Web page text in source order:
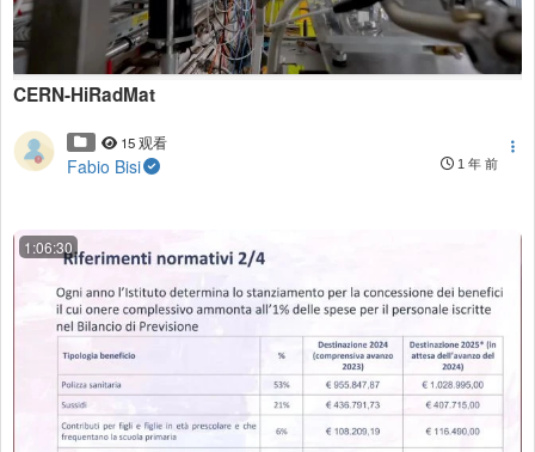
CERN-HiRadMat
15 观看
Fabio Bisi 1 年 前
1:06:30